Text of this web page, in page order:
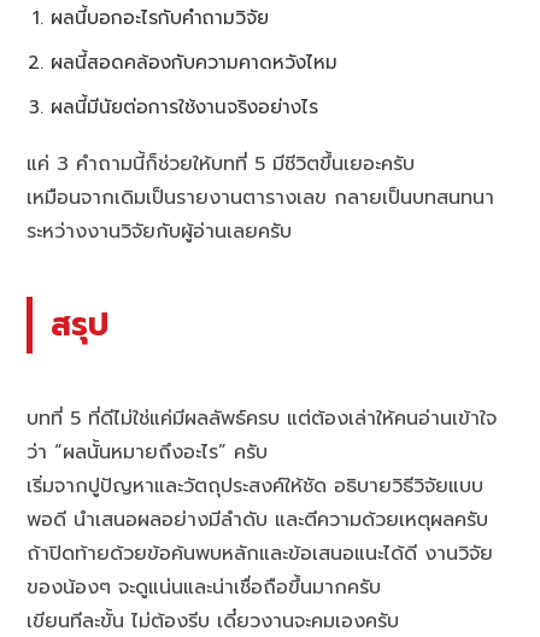
ผลนี้บอกอะไรกับคำถามวิจัย
ผลนี้สอดคล้องกับความคาดหวังไหม
ผลนี้มีนัยต่อการใช้งานจริงอย่างไร
แค่ 3 คำถามนี้ก็ช่วยให้บทที่ 5 มีชีวิตขึ้นเยอะครับ
เหมือนจากเดิมเป็นรายงานตารางเลข กลายเป็นบทสนทนา
ระหว่างงานวิจัยกับผู้อ่านเลยครับ
สรุป
บทที่ 5 ที่ดีไม่ใช่แค่มีผลลัพธ์ครบ แต่ต้องเล่าให้คนอ่านเข้าใจ
ว่า “ผลนั้นหมายถึงอะไร” ครับ
เริ่มจากปูปัญหาและวัตถุประสงค์ให้ชัด อธิบายวิธีวิจัยแบบ
พอดี นำเสนอผลอย่างมีลำดับ และตีความด้วยเหตุผลครับ
ถ้าปิดท้ายด้วยข้อค้นพบหลักและข้อเสนอแนะได้ดี งานวิจัย
ของน้องๆ จะดูแน่นและน่าเชื่อถือขึ้นมากครับ
เขียนทีละขั้น ไม่ต้องรีบ เดี๋ยวงานจะคมเองครับ